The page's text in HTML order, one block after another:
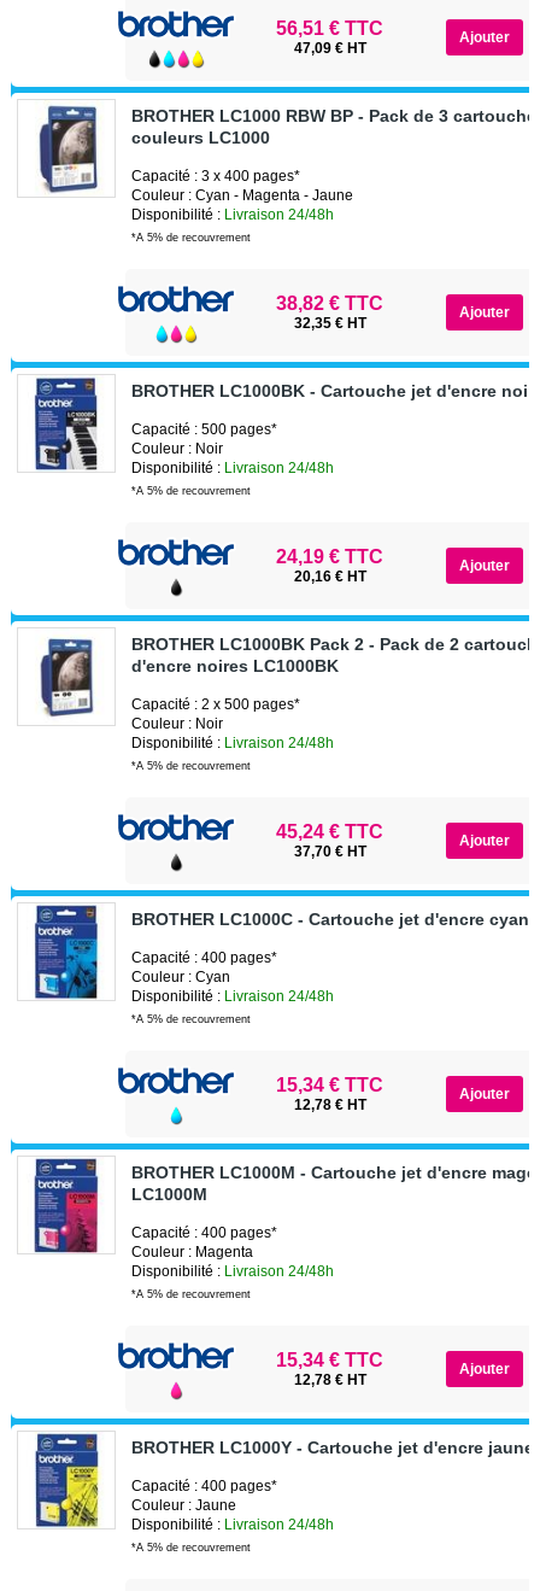
56,51 € TTC
47,09 € HT
BROTHER LC1000 RBW BP - Pack de 3
couleurs LC1000
Capacité : 3 x 400 pages*
Couleur : Cyan - Magenta - Jaune
Disponibilité : Livraison 24/48h
*A 5% de recouvrement
38,82 € TTC
32,35 € HT
BROTHER LC1000BK - Cartouche jet d'encre
Capacité : 500 pages*
Couleur : Noir
Disponibilité : Livraison 24/48h
*A 5% de recouvrement
24,19 € TTC
20,16 € HT
BROTHER LC1000BK Pack 2 - Pack de 2
d'encre noires LC1000BK
Capacité : 2 x 500 pages*
Couleur : Noir
Disponibilité : Livraison 24/48h
*A 5% de recouvrement
45,24 € TTC
37,70 € HT
BROTHER LC1000C - Cartouche jet d'encre cyan
Capacité : 400 pages*
Couleur : Cyan
Disponibilité : Livraison 24/48h
*A 5% de recouvrement
15,34 € TTC
12,78 € HT
BROTHER LC1000M - Cartouche jet d'encre
LC1000M
Capacité : 400 pages*
Couleur : Magenta
Disponibilité : Livraison 24/48h
*A 5% de recouvrement
15,34 € TTC
12,78 € HT
BROTHER LC1000Y - Cartouche jet d'encre jaune
Capacité : 400 pages*
Couleur : Jaune
Disponibilité : Livraison 24/48h
*A 5% de recouvrement